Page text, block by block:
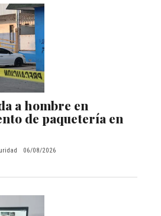
a hombre en
de paquetería en
06/08/2026